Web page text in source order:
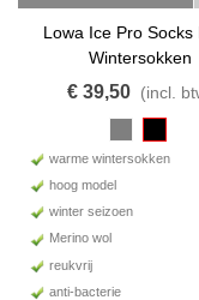
Lowa Ice Pro Socks
Wintersokken
€ 39,50 (incl.
warme wintersokken
hoog model
winter seizoen
Merino wol
reukvrij
anti-bacterie